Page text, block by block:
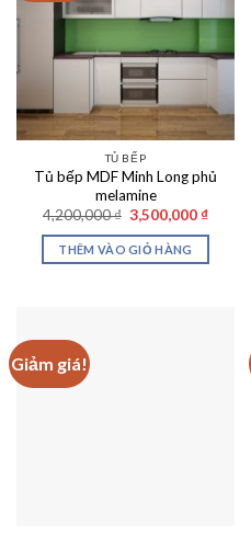
TỦ BẾP
Tủ bếp MDF Minh Long phủ
melamine
4,200,000₫ Giá
gốc
là:
4,200,000 ₫.
3,500,000 ₫Giá
THÊM VÀO GIỎ HÀNG
Giảm giá!